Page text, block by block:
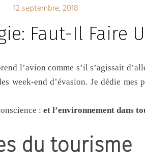
12 septembre, 2018
Faut-Il Faire
week-end d’évasion. Je dédie mes
: et l’environnement dans
du tourisme